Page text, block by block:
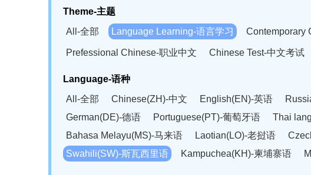
Theme-主题
All-全部
Language Learning-语言学习 Contemporary
Prefessional Chinese-职业中文 Chinese Test-中文考试
Language-语种
All-全部
Chinese(ZH)-中文 English(EN)-英语
German(DE)-德语
Portuguese(PT)-葡萄牙语 Thai
Bahasa Melayu(MS)-马来语
Laotian(LO)-老挝语
Swahili(SW)-斯瓦西里语
Kampuchea(KH)-柬埔寨语